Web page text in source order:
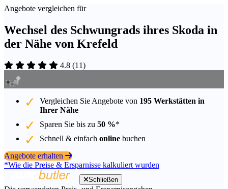
Angebote vergleichen für
Wechsel des Schwungrads ihres Skoda in
der Nähe von Krefeld
4.8 (11)
Vergleichen Sie Angebote von 195 Werkstätten in
Ihrer Nähe
Sparen Sie bis zu 50 %*
Schnell & einfach online buchen
Angebote erhalten
*Wie die Preise & Ersparnisse kalkuliert wurden
Schließen